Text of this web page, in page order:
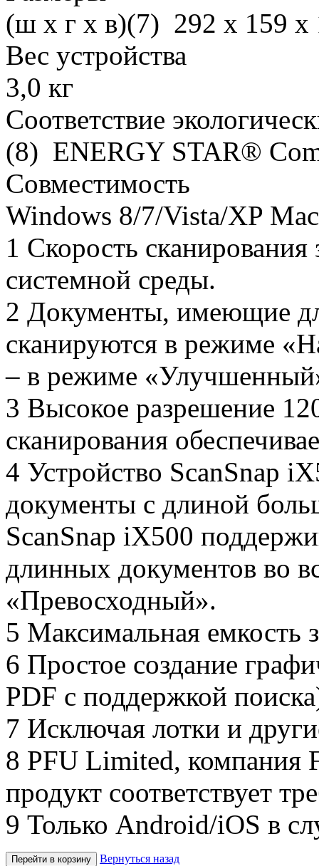
(ш x г x в)(7) 292 x 159 x
Вес устройства
3,0 кг
Соответствие
(8) ENERGY STAR®
Совместимость
Windows 8/7/Vista/XP
1 Скорость сканирования
системной среды.
2 Документы, имеющие
сканируются в режиме
– в режиме
3 Высокое разрешение
сканирования
4 Устройство ScanSnap
документы с длиной
ScanSnap iX500
длинных документов во
«Превосходный».
5 Максимальная емкость
6 Простое создание
PDF с поддержкой
7 Исключая лотки и
8 PFU Limited, компания
продукт соответствует
9 Только Android/iOS в
Вернуться назад